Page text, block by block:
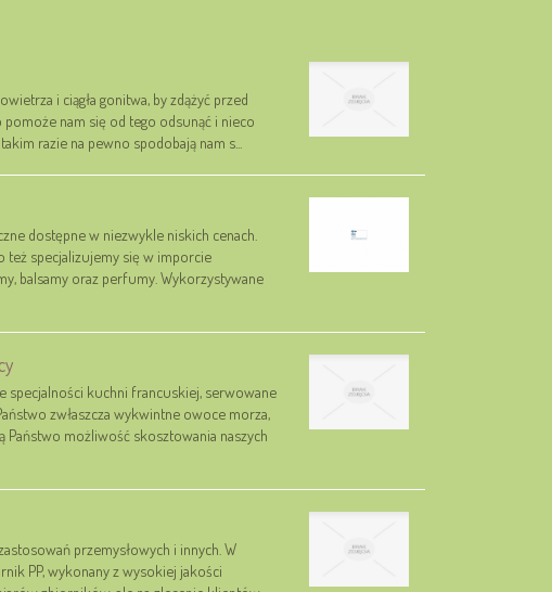
i ciągła gonitwa, by zdążyć przed
pomoże nam się od tego odsunąć i nieco
razie na pewno spodobają nam s...
dostępne w niezwykle niskich cenach.
też specjalizujemy się w imporcie
balsamy oraz perfumy. Wykorzystywane
specjalności kuchni francuskiej, serwowane
zwłaszcza wykwintne owoce morza,
Państwo możliwość skosztowania naszych
przemysłowych i innych. W
PP, wykonany z wysokiej jakości